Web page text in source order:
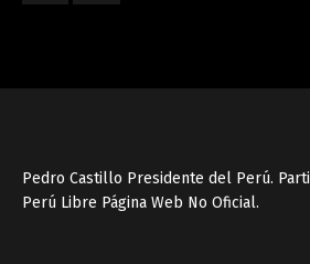
Pedro Castillo Presidente del Perú.
Perú Libre Página Web No Oficial.